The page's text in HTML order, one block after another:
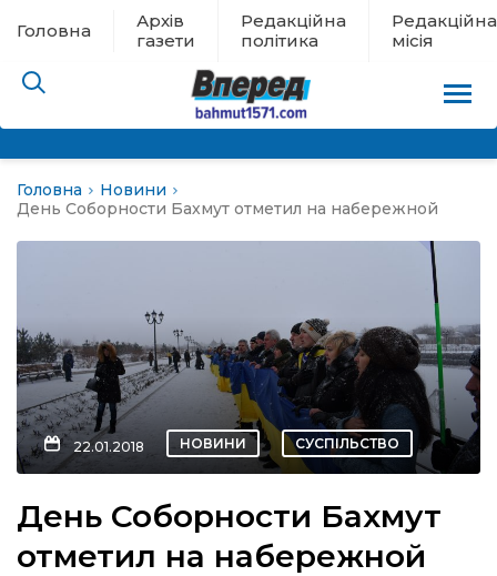
Головна
Архів
газети
Редакційна
політика
Редакційна
місія
новини
Головна
Новини
День Соборности Бахмут отметил на набережной
22.01.2018 НОВИНИ СУСПІЛЬСТВО
День Соборности Бахмут
отметил на набережной